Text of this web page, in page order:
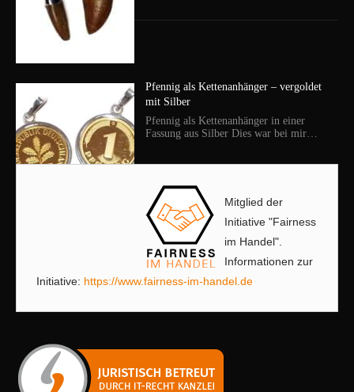
Pfennig als Kettenanhänger – vergoldet
mit Silber
Pfennig als Kettenanhänger in einer
Fassung aus Silber Dies war bei mir…
Mitglied der
Initiative "Fairness
im Handel".
Informationen zur
Initiative: https://www.fairness-im-handel.de